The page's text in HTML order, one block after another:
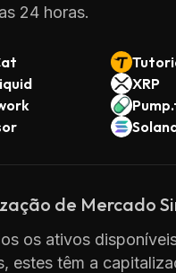
24 horas.
XRP
de Mercado
os ativos
estes têm a